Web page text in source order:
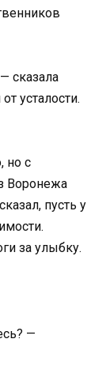
сказала
усталости.
но с
Воронежа
пусть у
за улыбку.
—